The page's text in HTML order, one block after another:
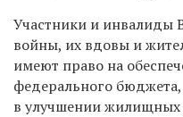
Участники и инвалиды
войны, их вдовы и
имеют право на
федерального
в улучшении жилищных